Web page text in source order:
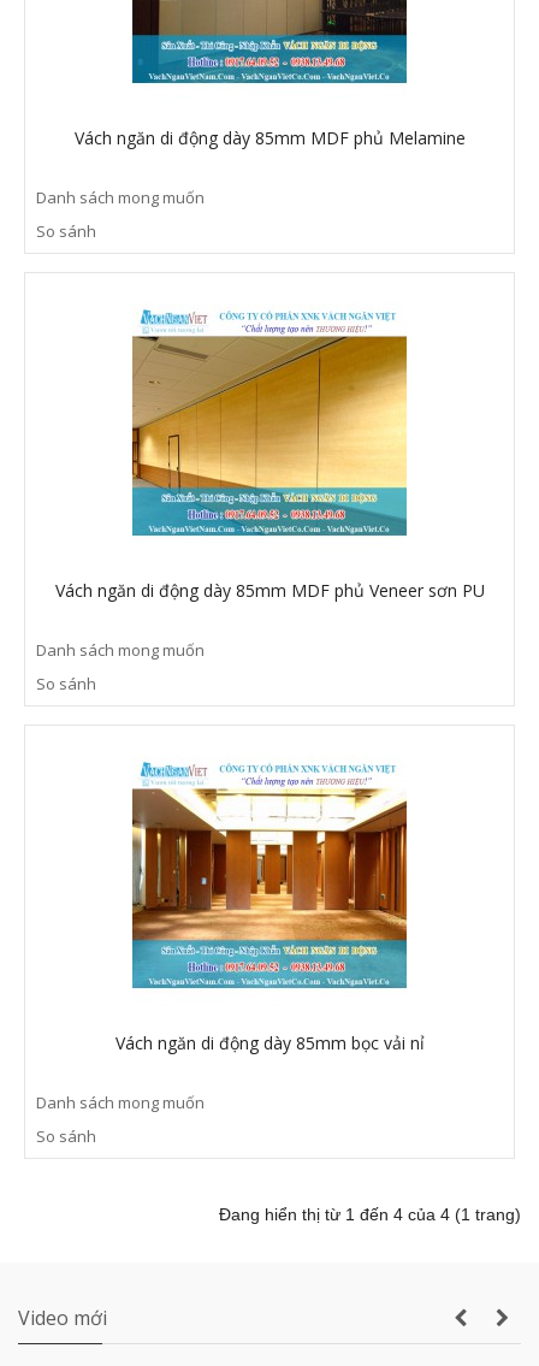
Vách ngăn di động dày 85mm MDF phủ Melamine
Danh sách mong muốn
So sánh
Vách ngăn di động dày 85mm MDF phủ Veneer sơn PU
Danh sách mong muốn
So sánh
Vách ngăn di động dày 85mm bọc vải nỉ
Danh sách mong muốn
So sánh
Đang hiển thị từ 1 đến 4 của 4 (1 trang)
Video mới
Vách ngăn vệ sinh tấm Compact Laminate
Composite giá rẻ TPHCM
Sản xuất VÁCH NGĂN DI ĐỘNG nhà hàng